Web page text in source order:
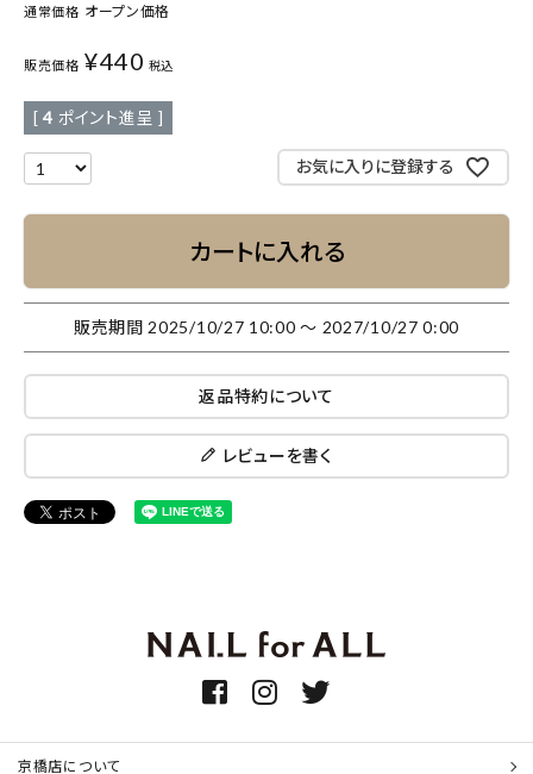
通常価格 オープン価格
販売価格 ¥440 税込
[ 4 ポイント進呈 ]
お気に入りに登録する
カートに入れる
販売期間 2025/10/27 10:00〜 2027/10/27 0:00
返品特約について
レビューを書く
京橋店について